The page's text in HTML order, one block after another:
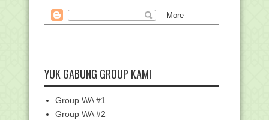
Modul Inplementasi Re...
6 Siswa MAN 2 Mataram Ikuti Program
Download Komponen dan Bukti Fisik
EDM ERKAM (File ...
Kumpulan Link Twibbon Peringatan
G30S PKI
YUK GABUNG GROUP KAMI
Group WA #1
Group WA #2